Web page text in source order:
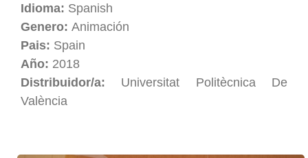
Idioma: Spanish
Genero: Animación
Pais: Spain
Año: 2018
Distribuidor/a: Universitat Politècnica De
València